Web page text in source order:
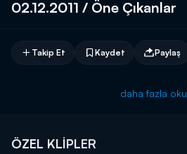
02.12.2011 / Öne Çıkanlar
Takip Et Kaydet Paylaş
daha fazla oku
ÖZEL KLİPLER